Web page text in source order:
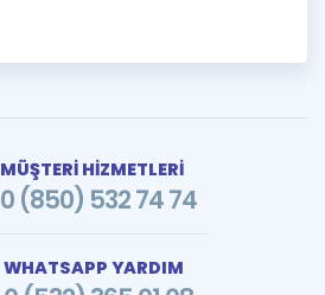
MÜŞTERİ HİZMETLERİ
0 (850) 532 74 74
WHATSAPP YARDIM